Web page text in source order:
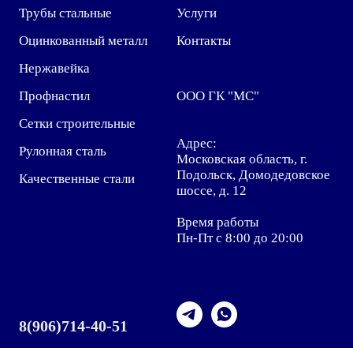
Трубы стальные
Оцинкованный металл
Нержавейка
Профнастил
Сетки строительные
Рулонная сталь
Качественные стали
Услуги
Контакты
ООО ГК "МС"
Адрес:
Московская область, г.
Подольск, Домодедовское
шоссе, д. 12
Время работы
Пн-Пт с 8:00 до 20:00
8(906)714-40-51